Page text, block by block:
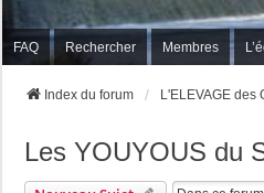
FAQ Rechercher Membres
Index du forum L'ELEVAGE des
Les YOUYOUS du